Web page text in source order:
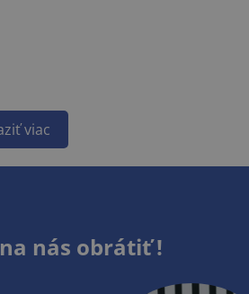
viac
nás obrátiť !